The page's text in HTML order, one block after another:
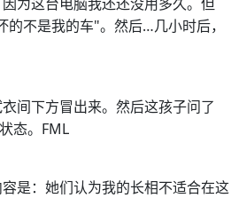
不是我的车"。然后…几小时后，
间下方冒出来。然后这孩子问了
态。FML
是：她们认为我的长相不适合在这